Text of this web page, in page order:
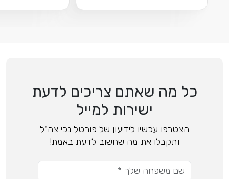
כל מה שאתם צריכים לדעת
ישירות למייל
הצטרפו עכשיו לידיעון של פורטל נכי צה"ל
ותקבלו את מה שחשוב לדעת באמת!